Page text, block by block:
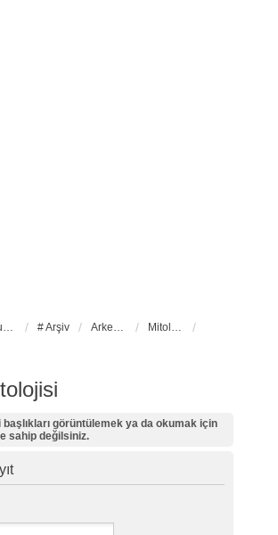
Forum ana sayfa # Arşiv Arkeoloji
Mitoloji ve İkonografi
görüntülemek ya da okumak için
sahip değilsiniz.